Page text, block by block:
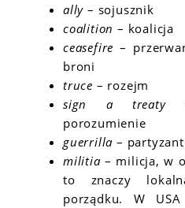
ally – sojusznik
coalition – koalicja
ceasefire–
broni
truce – rozejm
sign a treaty
porozumienie
guerrilla –
militia– milicja, w
to znaczy
porządku. W